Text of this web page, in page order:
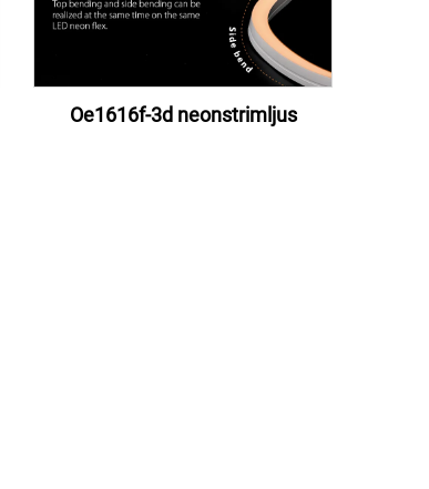
Oe1616f-3d neonstrimljus